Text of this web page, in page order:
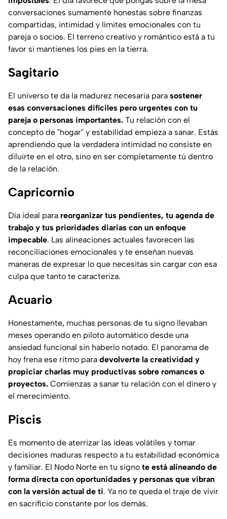
conversaciones sumamente honestas sobre finanzas
compartidas, intimidad y límites emocionales con tu
pareja o socios. El terreno creativo y romántico está a tu
favor si mantienes los pies en la tierra.
Sagitario
El universo te da la madurez necesaria para sostener
esas conversaciones difíciles pero urgentes con tu
pareja o personas importantes. Tu relación con el
concepto de "hogar" y estabilidad empieza a sanar. Estás
aprendiendo que la verdadera intimidad no consiste en
diluirte en el otro, sino en ser completamente tú dentro
de la relación.
Capricornio
Día ideal para reorganizar tus pendientes, tu agenda de
trabajo y tus prioridades diarias con un enfoque
impecable. Las alineaciones actuales favorecen las
reconciliaciones emocionales y te enseñan nuevas
maneras de expresar lo que necesitas sin cargar con esa
culpa que tanto te caracteriza.
Acuario
Honestamente, muchas personas de tu signo llevaban
meses operando en piloto automático desde una
ansiedad funcional sin haberlo notado. El panorama de
hoy frena ese ritmo para devolverte la creatividad y
propiciar charlas muy productivas sobre romances o
proyectos. Comienzas a sanar tu relación con el dinero y
el merecimiento.
Piscis
Es momento de aterrizar las ideas volátiles y tomar
decisiones maduras respecto a tu estabilidad económica
y familiar. El Nodo Norte en tu signo te está alineando de
forma directa con oportunidades y personas que vibran
con la versión actual de ti. Ya no te queda el traje de vivir
en sacrificio constante por los demás.